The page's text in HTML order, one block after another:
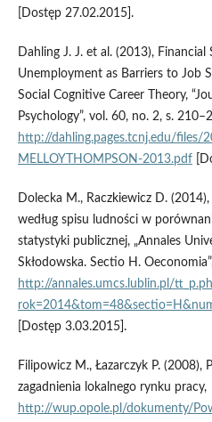
[Dostęp 27.02.2015].
Dahling J. J. et al. (2013), Financial
Unemployment as Barriers to Job
Social Cognitive Career Theory,
Psychology”, vol. 60, no. 2, s.
http://dahling.pages.tcnj.edu/files/
MELLOYTHOMPSON-2013.pdf
Dolecka M., Raczkiewicz D.
według spisu ludności w
statystyki publicznej, „Annales
Skłodowska. Sectio H.
http://annales.umcs.lublin.pl/
[Dostęp 3.03.2015].
Filipowicz M., Łazarczyk P. (2008),
zagadnienia lokalnego rynku pracy,
http://wup.opole.pl/dokumenty/